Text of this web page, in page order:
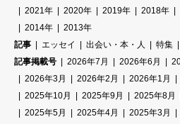
2021年
2020年 2019年 2018年
2014年
2013年
記事
エッセイ 出会い・本・人 特集
記事掲載号
2026年7月 2026年6月
2026年3月
2026年2月 2026年1月
2025年10月
2025年9月 2025年8月
2025年5月
2025年4月 2025年3月